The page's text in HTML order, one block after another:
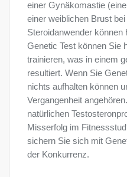
einer Gynäkomastie
einer weiblichen Brust
Steroidanwender können
Genetic Test können Sie
trainieren, was in einem
resultiert. Wenn Sie
nichts aufhalten können
Vergangenheit
natürlichen
Misserfolg im
sichern Sie sich mit
der Konkurrenz.